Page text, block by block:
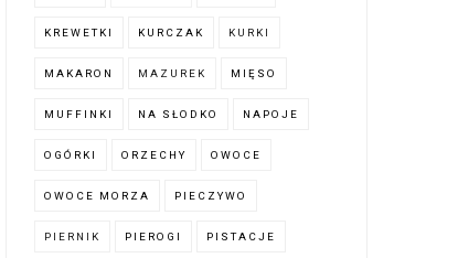
KREWETKI KURCZAK KURKI
MAKARON MAZUREK MIĘSO
MUFFINKI NA SŁODKO NAPOJE
OGÓRKI ORZECHY OWOCE
OWOCE MORZA PIECZYWO
PIERNIK PIEROGI PISTACJE